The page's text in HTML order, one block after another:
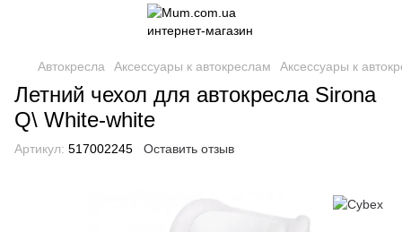
Автокресла Аксессуары к автокреслам Аксессуары к
Летний чехол для автокресла Sirona
Q\ White-white
Артикул: 517002245 Оставить отзыв